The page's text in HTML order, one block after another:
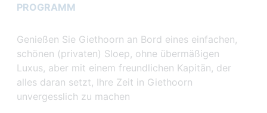
PROGRAMM
Genießen Sie Giethoorn an Bord eines einfachen,
schönen (privaten) Sloep, ohne übermäßigen
Luxus, aber mit einem freundlichen Kapitän, der
alles daran setzt, Ihre Zeit in Giethoorn
unvergesslich zu machen